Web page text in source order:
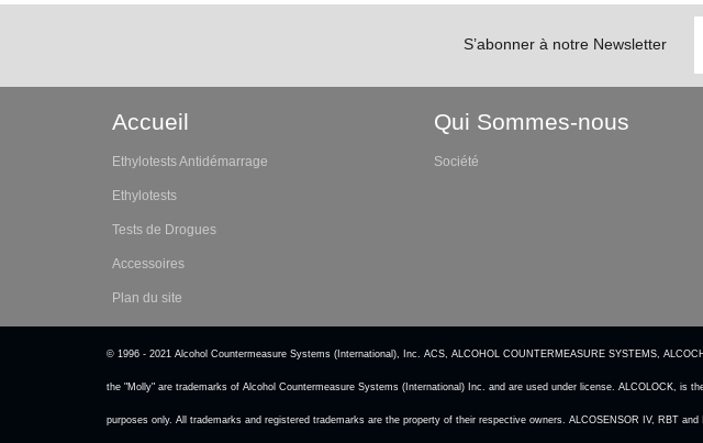
S’abonner à notre Newsletter
Accueil
Ethylotests Antidémarrage
Ethylotests
Tests de Drogues
Accessoires
Plan du site
Qui Sommes-nous
Société
© 1996 - 2021 Alcohol Countermeasure Systems (International), Inc. ACS, ALCOHOL COUNTERMEASURE SYSTEMS,
the "Molly" are trademarks of Alcohol Countermeasure Systems (International) Inc. and are used under license. ALCOLOCK,
purposes only. All trademarks and registered trademarks are the property of their respective owners. ALCOSENSOR IV, RBT